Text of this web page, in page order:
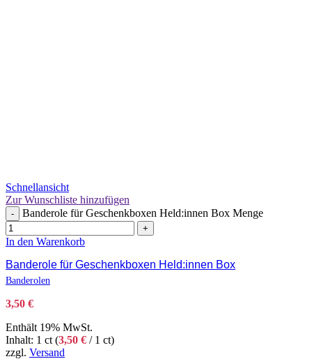
Schnellansicht
Zur Wunschliste hinzufügen
- Banderole für Geschenkboxen Held:innen Box Menge
+
In den Warenkorb
Banderole für Geschenkboxen Held:innen Box
Banderolen
3,50 €
Enthält 19% MwSt.
Inhalt: 1 ct (3,50 € / 1 ct)
zzgl. Versand